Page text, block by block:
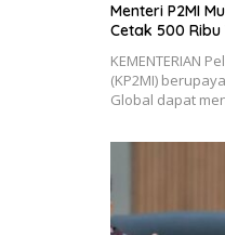
Menteri P2MI
Cetak 500
KEMENTERIAN
(KP2MI)
Global dapat